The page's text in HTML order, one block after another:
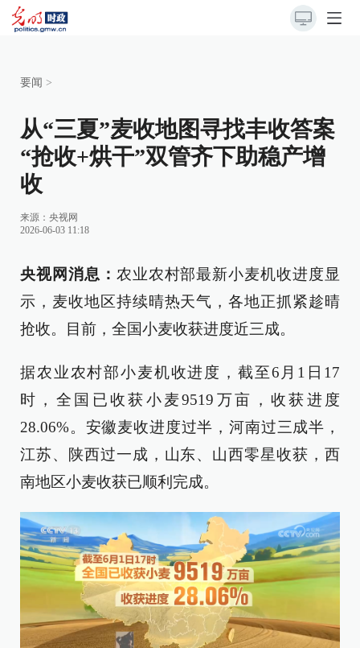
要闻 >
从“三夏”麦收地图寻找丰收答案
“抢收+烘干”双管齐下助稳产增
收
来源： 央视网
2026-06-03 11:18
央视网消息： 农业农村部最新小麦机收进度显
示，麦收地区持续晴热天气，各地正抓紧趁晴
抢收。目前，全国小麦收获进度近三成。
据农业农村部小麦机收进度，截至6月1日17
时，全国已收获小麦9519万亩，收获进度
28.06%。安徽麦收进度过半，河南过三成半，
江苏、陕西过一成，山东、山西零星收获，西
南地区小麦收获已顺利完成。